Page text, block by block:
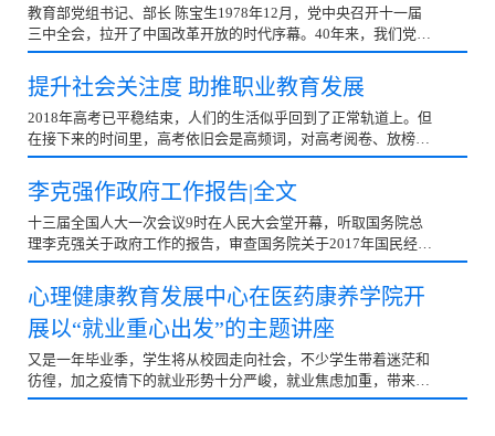
教育部党组书记、部长 陈宝生1978年12月，党中央召开十一届
三中全会，拉开了中国改革开放的时代序幕。40年来，我们党团
结带领全国各族人民披荆斩棘、砥砺前行，迎来了从站起...
提升社会关注度 助推职业教育发展
2018年高考已平稳结束，人们的生活似乎回到了正常轨道上。但
在接下来的时间里，高考依旧会是高频词，对高考阅卷、放榜、
招生录取等，媒体又会乐此不彼地进行报道。一场高考...
李克强作政府工作报告|全文
十三届全国人大一次会议9时在人民大会堂开幕，听取国务院总
理李克强关于政府工作的报告，审查国务院关于2017年国民经济
和社会发展计划执行情况与2018年国民经济和社会发展...
心理健康教育发展中心在医药康养学院开
展以“就业重心出发”的主题讲座
又是一年毕业季，学生将从校园走向社会，不少学生带着迷茫和
彷徨，加之疫情下的就业形势十分严峻，就业焦虑加重，带来了
一系列的负面情绪，学校为此高度重视，为帮助学生缓...